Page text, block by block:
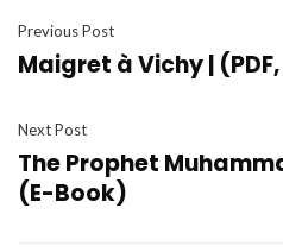
Previous Post
Maigret à Vichy | (PDF,
Next Post
The Prophet
(E-Book)